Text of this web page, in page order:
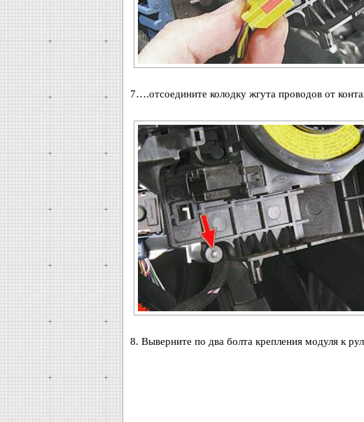
7….отсоедините колодку жгута проводов от
8. Выверните по два болта крепления модуля к